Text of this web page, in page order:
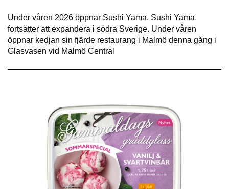
Under våren 2026 öppnar Sushi Yama. Sushi Yama
fortsätter att expandera i södra Sverige. Under våren
öppnar kedjan sin fjärde restaurang i Malmö denna gång i
Glasvasen vid Malmö Central